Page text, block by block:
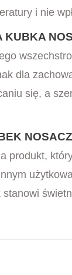
i nie
KUBKA
dla
się, a
produkt,